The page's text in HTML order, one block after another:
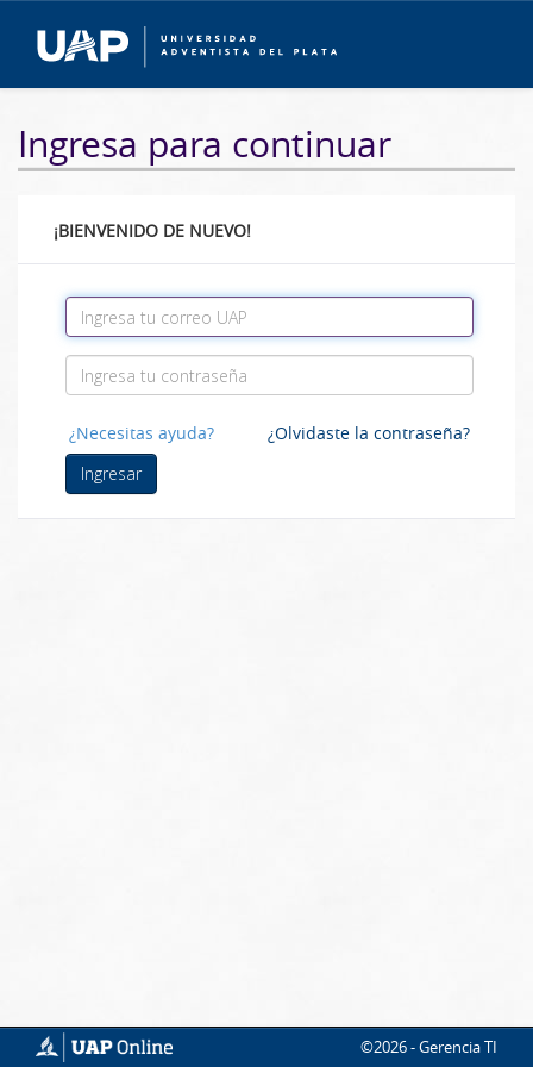
Ingresa para continuar
¡BIENVENIDO DE NUEVO!
¿Necesitas ayuda?
¿Olvidaste la contraseña?
Ingresar
©2026 - Gerencia TI